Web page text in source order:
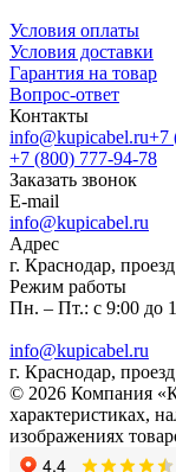
Условия оплаты
Условия доставки
Гарантия на товар
Вопрос-ответ
Контакты
info@kupicabel.ru+7
+7 (800) 777-94-78
Заказать звонок
E-mail
info@kupicabel.ru
Адрес
г. Краснодар,
Режим работы
Пн. – Пт.: с 9:00 до
info@kupicabel.ru
г. Краснодар,
© 2026 Компания
характеристиках,
изображениях